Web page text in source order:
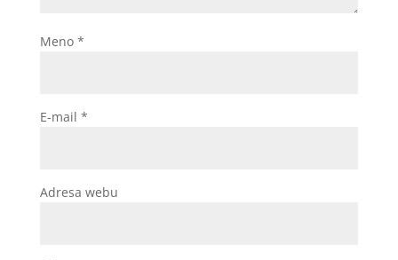
Meno *
E-mail *
Adresa webu